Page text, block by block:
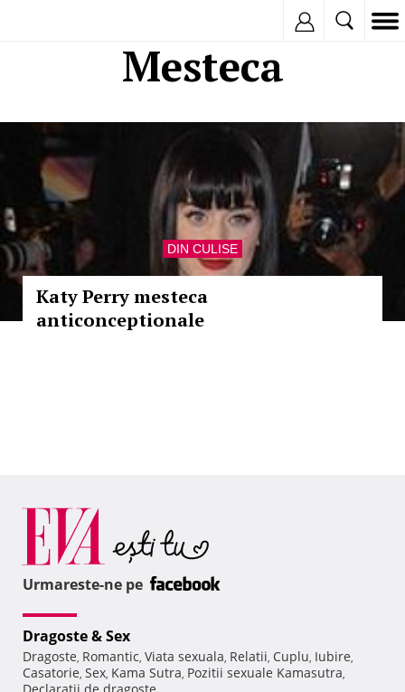
Mesteca
DIN CULISE
Katy Perry mesteca
anticonceptionale
Urmareste-ne pe
Dragoste & Sex
Dragoste, Romantic, Viata sexuala, Relatii, Cuplu, Iubire,
Casatorie, Sex, Kama Sutra, Pozitii sexuale Kamasutra,